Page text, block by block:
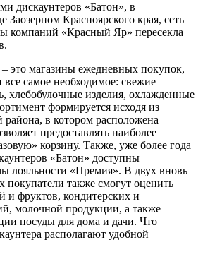
дискаунтеров «Батон», в
Заозерном Красноярского края, сеть
компаний «Красный Яр» пересекла
– это магазины ежедневных покупок,
самое необходимое: свежие
хлебобулочные изделия, охлажденные
формируется исходя из
района, в котором расположена
предоставлять наиболее
корзину. Также, уже более года
«Батон» доступны
лояльности «Премия». В двух вновь
покупатели также смогут оценить
и фруктов, кондитерских и
молочной продукции, а также
посуды для дома и дачи. Что
располагают удобной